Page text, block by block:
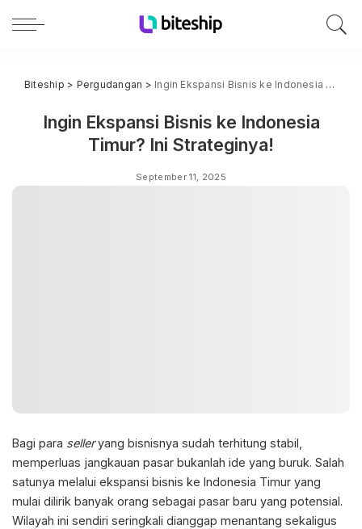
Biteship > Pergudangan > Ingin Ekspansi Bisnis ke Indonesia Timur? Ini Strateginya!
Ingin Ekspansi Bisnis ke Indonesia
Timur? Ini Strateginya!
September 11, 2025
Bagi para selleryang bisnisnya sudah terhitung stabil,
memperluas jangkauan pasar bukanlah ide yang buruk. Salah
satunya melalui ekspansi bisnis ke Indonesia Timur yang
mulai dilirik banyak orang sebagai pasar baru yang potensial.
Wilayah ini sendiri seringkali dianggap menantang sekaligus